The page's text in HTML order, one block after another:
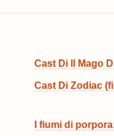
Cast Di Il Mago
Cast Di Zodiac
I fiumi di